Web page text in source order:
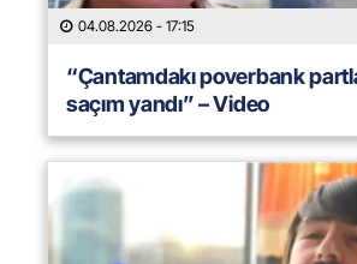
04.08.2026 - 17:15
“Çantamdakı poverbank
saçım yandı” – Video